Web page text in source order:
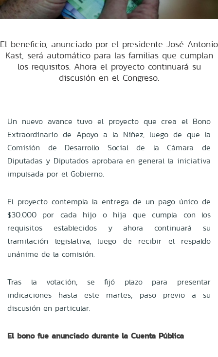
El beneficio, anunciado por el presidente José Antonio
Kast, será automático para las familias que cumplan
los requisitos. Ahora el proyecto continuará su
discusión en el Congreso.
Un nuevo avance tuvo el proyecto que crea el Bono
Extraordinario de Apoyo a la Niñez, luego de que la
Comisión de Desarrollo Social de la Cámara de
Diputadas y Diputados aprobara en general la iniciativa
impulsada por el Gobierno.
El proyecto contempla la entrega de un pago único de
$30.000 por cada hijo o hija que cumpla con los
requisitos establecidos y ahora continuará su
tramitación legislativa, luego de recibir el respaldo
unánime de la comisión.
Tras la votación, se fijó plazo para presentar
indicaciones hasta este martes, paso previo a su
discusión en particular.
El bono fue anunciado durante la Cuenta Pública